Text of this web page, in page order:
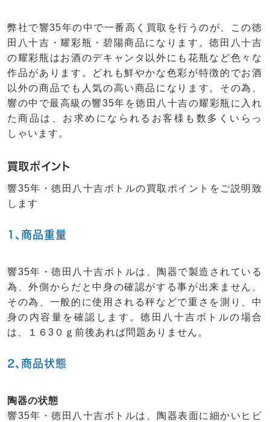
弊社で響35年の中で一番高く買取を行うのが、この徳
田八十吉・耀彩瓶・碧陽商品になります。徳田八十吉
の耀彩瓶はお酒のデキャンタ以外にも花瓶など色々な
作品があります。どれも鮮やかな色彩が特徴的でお酒
以外の商品でも人気の高い商品になります。その為、
響の中で最高級の響35年を徳田八十吉の耀彩瓶に入れ
た商品は、お求めになられるお客様も数多くいらっ
しゃいます。
買取ポイント
響35年・徳田八十吉ボトルの買取ポイントをご説明致
します
1、商品重量
響35年・徳田八十吉ボトルは、陶器で製造されている
為、外側からだと中身の確認がする事が出来ません。
その為、一般的に使用される秤などで重さを測り、中
身の内容量を確認します。徳田八十吉ボトルの場合
は、１６3０ｇ前後あれば問題ありません。
2、商品状態
陶器の状態
響35年・徳田八十吉ボトルは、陶器表面に細かいヒビ